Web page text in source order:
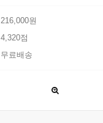
216,000원
4,320점
무료배송